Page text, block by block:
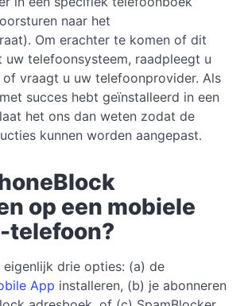
naar het
Om erachter te komen of dit
uw telefoonsysteem, raadpleegt u
vraagt u uw telefoonprovider. Als
succes hebt geïnstalleerd in een
het ons dan weten zodat de
kunnen worden aangepast.
op een mobiele
telefoon?
drie opties: (a) de
App installeren, (b) je abonneren